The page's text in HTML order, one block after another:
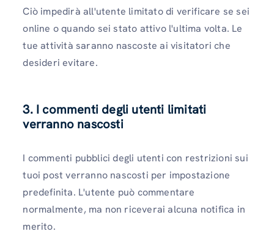
Ciò impedirà all'utente limitato di verificare se sei
online o quando sei stato attivo l'ultima volta. Le
tue attività saranno nascoste ai visitatori che
desideri evitare.
3. I commenti degli utenti limitati
verranno nascosti
I commenti pubblici degli utenti con restrizioni sui
tuoi post verranno nascosti per impostazione
predefinita. L'utente può commentare
normalmente, ma non riceverai alcuna notifica in
merito.